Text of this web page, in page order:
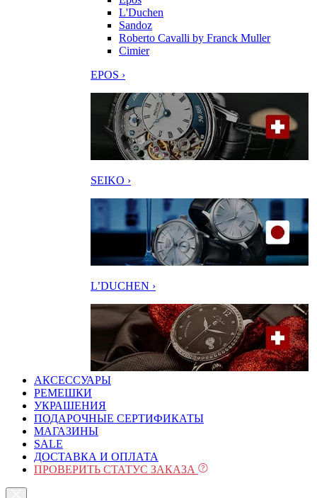
L'Duchen
Sandoz
Roberto Cavalli by Franck Muller
Cimier
EPOS ›
SEIKO ›
L’DUCHEN ›
АКСЕССУАРЫ
РЕМЕШКИ
УКРАШЕНИЯ
ПОДАРОЧНЫЕ СЕРТИФИКАТЫ
МАГАЗИНЫ
SALE
ДОСТАВКА И ОПЛАТА
ПРОВЕРИТЬ СТАТУС ЗАКАЗА